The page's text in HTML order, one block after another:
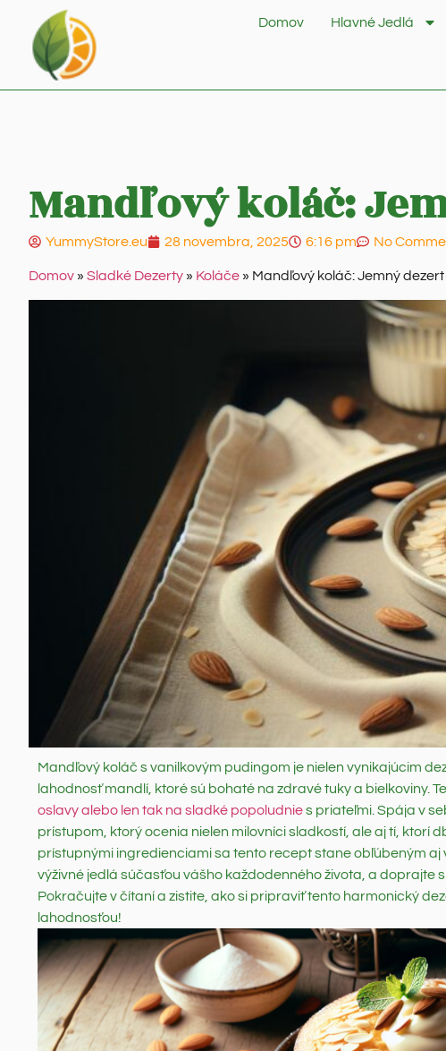
Domov Hlavné Jedlá
Mandľový koláč:
YummyStore.eu 28 novembra, 2025 6:16 pm No
Domov » Sladké Dezerty » Koláče » Mandľový koláč: Jemný
Mandľový koláč s vanilkovým pudingom je nielen vynikajúcim
lahodnosť mandlí, ktoré sú bohaté na zdravé tuky a bielkoviny.
oslavy alebo len tak na sladké popoludnies priateľmi. Spája v
prístupom, ktorý ocenia nielen milovníci sladkostí, ale aj tí, ktorí
prístupnými ingredienciami sa tento recept stane obľúbeným aj
výživné jedlá súčasťou vášho každodenného života, a doprajte
Pokračujte v čítaní a zistite, ako si pripraviť tento harmonický
lahodnosťou!